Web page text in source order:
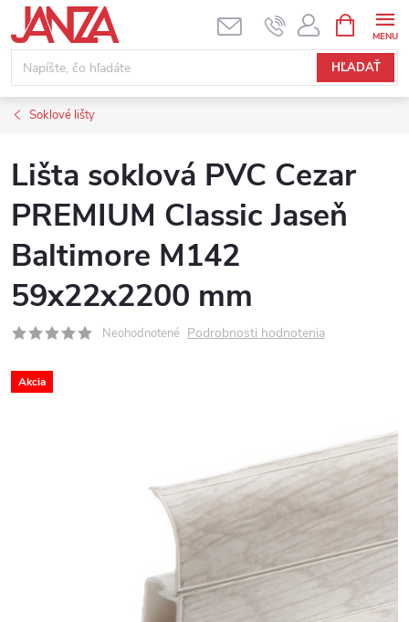
Prejsť na obsah
HĽADAŤ
Soklové lišty
Lišta soklová PVC Cezar
PREMIUM Classic Jaseň
Baltimore M142
59x22x2200 mm
Neohodnotené Podrobnosti hodnotenia
Akcia